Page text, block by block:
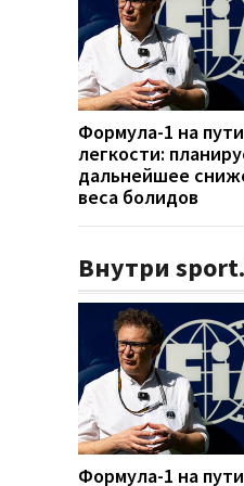
Формула-1 на
легкости:
дальнейшее
веса болидов
Внутри
Формула-1 на